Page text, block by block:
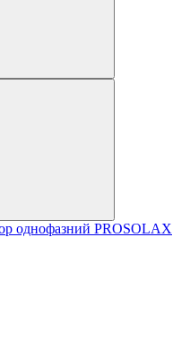
однофазний PROSOLAX